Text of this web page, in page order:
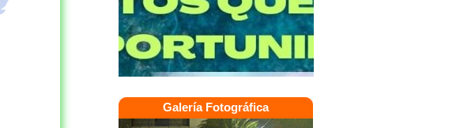
Galería Fotográfica